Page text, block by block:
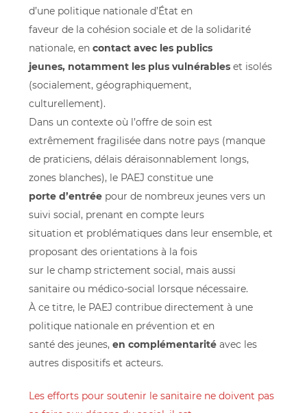
d’une politique nationale d’État en
faveur de la cohésion sociale et de la solidarité
nationale, en contact avec les publics
jeunes, notamment les plus vulnérables et isolés
(socialement, géographiquement,
culturellement).
Dans un contexte où l’offre de soin est
extrêmement fragilisée dans notre pays (manque
de praticiens, délais déraisonnablement longs,
zones blanches), le PAEJ constitue une
porte d’entrée pour de nombreux jeunes vers un
suivi social, prenant en compte leurs
situation et problématiques dans leur ensemble, et
proposant des orientations à la fois
sur le champ strictement social, mais aussi
sanitaire ou médico-social lorsque nécessaire.
À ce titre, le PAEJ contribue directement à une
politique nationale en prévention et en
santé des jeunes, en complémentarité avec les
autres dispositifs et acteurs.
Les efforts pour soutenir le sanitaire ne doivent pas